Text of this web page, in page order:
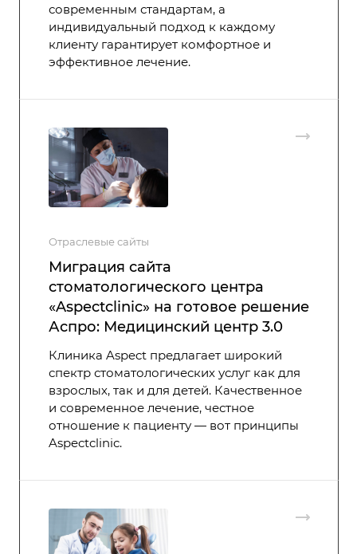
современным стандартам, а
индивидуальный подход к каждому
клиенту гарантирует комфортное и
эффективное лечение.
Отраслевые сайты
Миграция сайта
стоматологического центра
«Aspectclinic» на готовое решение
Аспро: Медицинский центр 3.0
Клиника Aspect предлагает широкий
спектр стоматологических услуг как для
взрослых, так и для детей. Качественное
и современное лечение, честное
отношение к пациенту — вот принципы
Aspectclinic.